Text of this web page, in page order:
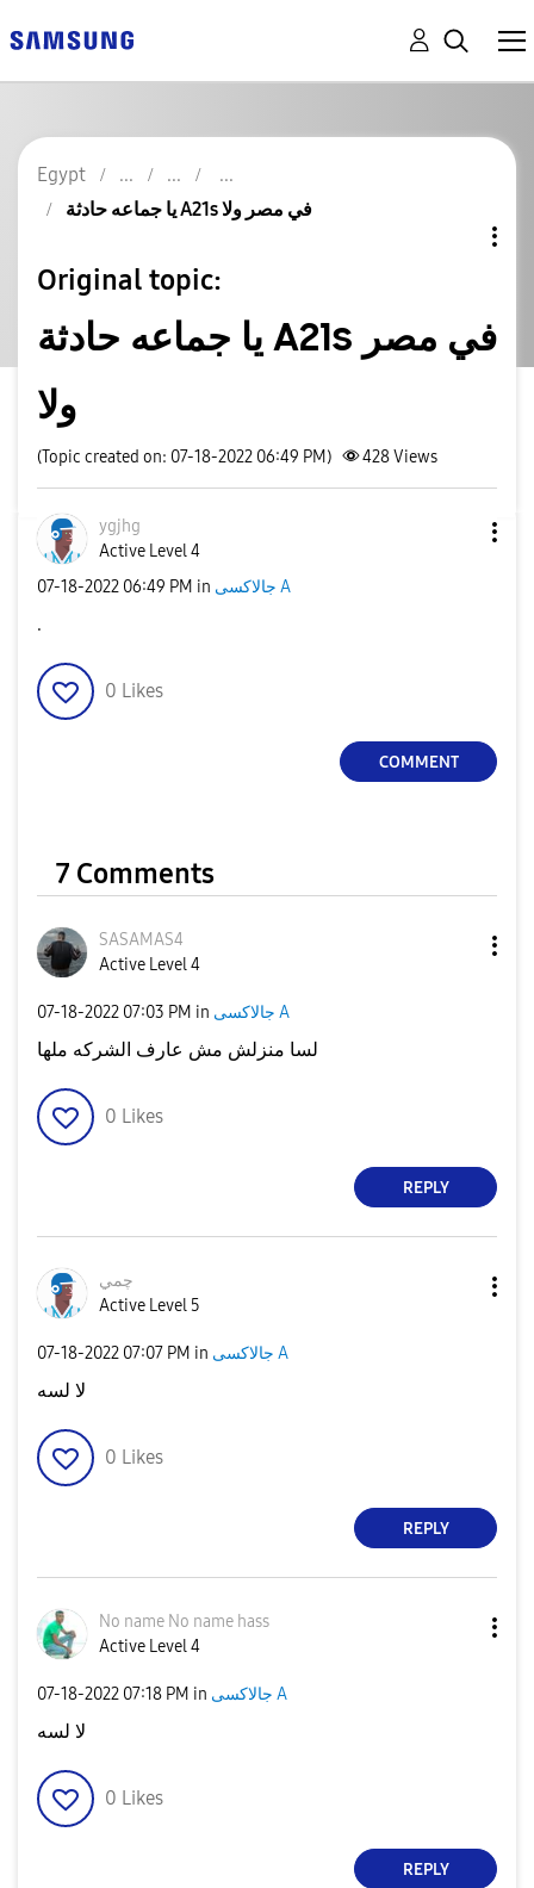
Egypt
يا جماعه حادثة A21s في مصر ولا
Original topic:
يا جماعه حادثة A21s في مصر
ولا
(Topic created on: 07-18-2022 06:49 PM) 428Views
ygjhg
Active Level 4
‎07-18-2022 06:49 PM in جالاكسى A
.
0 Likes
COMMENT
7 Comments
SASAMAS4
Active Level 4
‎07-18-2022 07:03 PM in جالاكسى A
لسا منزلش مش عارف الشركه ملها
0 Likes
REPLY
چمي
Active Level 5
‎07-18-2022 07:07 PM in جالاكسى A
لا لسه
0 Likes
REPLY
No name No name hass
Active Level 4
‎07-18-2022 07:18 PM in جالاكسى A
لا لسه
0 Likes
REPLY